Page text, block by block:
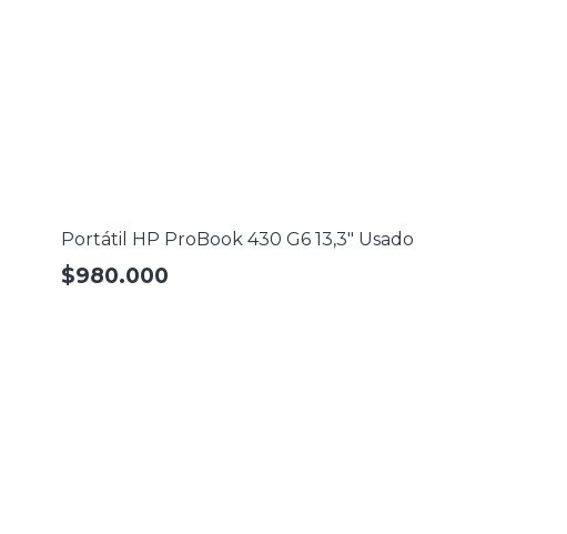
Portátil HP ProBook 430 G6 13,3″ Usado
$980.000